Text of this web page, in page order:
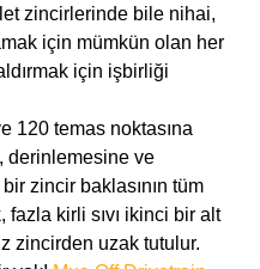
zincirlerinde bile nihai,
için mümkün olan her
için işbirliği
120 temas noktasına
derinlemesine ve
zincir baklasının tüm
fazla kirli sıvı ikinci bir alt
zincirden uzak tutulur.